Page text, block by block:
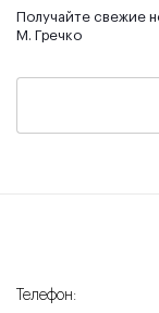
Получайте свежие
М. Гречко
Телефон: